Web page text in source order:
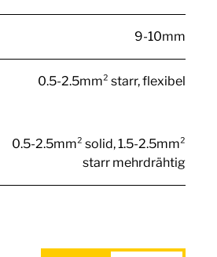
9-10mm
0.5-2.5mm² starr, flexibel
0.5-2.5mm² solid, 1.5-2.5mm²
starr mehrdrähtig